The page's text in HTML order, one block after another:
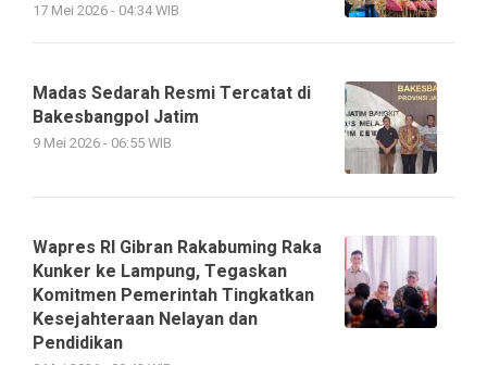
17 Mei 2026 - 04:34 WIB
Madas Sedarah Resmi Tercatat di
Bakesbangpol Jatim
9 Mei 2026 - 06:55 WIB
Wapres RI Gibran Rakabuming Raka
Kunker ke Lampung, Tegaskan
Komitmen Pemerintah Tingkatkan
Kesejahteraan Nelayan dan
Pendidikan